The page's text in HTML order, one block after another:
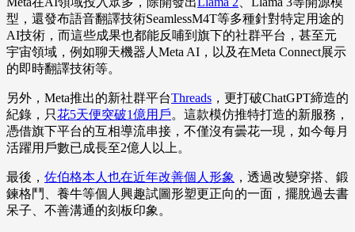
型，還發布語音翻譯技術SeamlessM4T等多種針對特定用途的
AI技術，而這些成果也都能反哺到旗下的社群平台，甚至元
宇宙領域，例如聊天機器人Meta AI，以及在Meta Connect展示
的即時翻譯技術等。
另外，Meta推出的新社群平台Threads ，更打破ChatGPT締造的
紀錄，只花5天便突破1億用戶。這款模仿推特打造的新服務，
憑借旗下平台的互相導流串接，不僅沒有曇花一現，如今每月
活躍用戶數已成長至2億人以上。
最後， 佐伯格本人也在近年改善個人形象 ，透過改變穿搭、鍛
鍊格鬥、養牛等個人興趣試圖形塑更正向的一面，擺脫過去書
呆子、不善溝通的刻板印象。